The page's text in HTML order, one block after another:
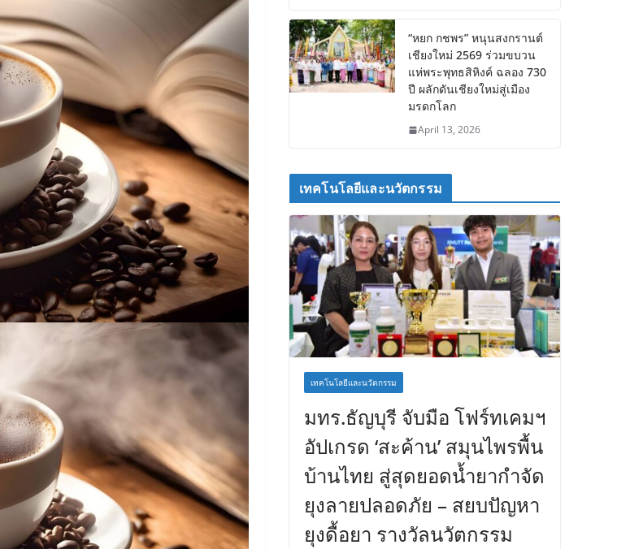
“หยก กชพร” หนุนสงกรานต์
เชียงใหม่ 2569 ร่วมขบวน
แห่พระพุทธสิหิงค์ ฉลอง 730
ปี ผลักดันเชียงใหม่สู่เมือง
มรดกโลก
April 13, 2026
เทคโนโลยีและนวัตกรรม
เทคโนโลยีและนวัตกรรม
มทร.ธัญบุรี จับมือ โฟร์ทเคมฯ
อัปเกรด ‘สะค้าน’ สมุนไพรพื้น
บ้านไทย สู่สุดยอดน้ำยากำจัด
ยุงลายปลอดภัย – สยบปัญหา
ยุงดื้อยา รางวัลนวัตกรรม